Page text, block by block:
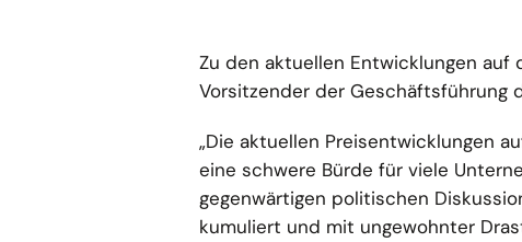
Zu den aktuellen Entwicklungen auf
Vorsitzender der Geschäftsführung
„Die aktuellen Preisentwicklungen
eine schwere Bürde für viele
gegenwärtigen politischen
kumuliert und mit ungewohnter